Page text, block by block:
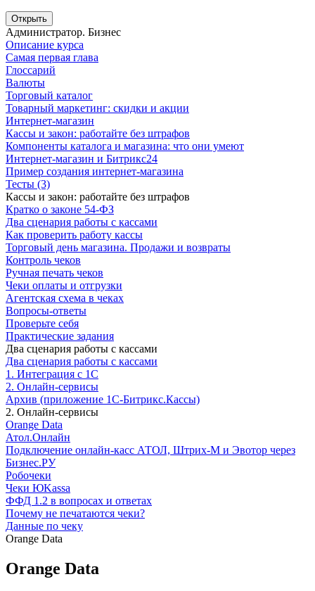
Открыть
Администратор. Бизнес
Описание курса
Самая первая глава
Глоссарий
Валюты
Торговый каталог
Товарный маркетинг: скидки и акции
Интернет-магазин
Кассы и закон: работайте без штрафов
Компоненты каталога и магазина: что они умеют
Интернет-магазин и Битрикс24
Пример создания интернет-магазина
Тесты (3)
Кассы и закон: работайте без штрафов
Кратко о законе 54-ФЗ
Два сценария работы с кассами
Как проверить работу кассы
Торговый день магазина. Продажи и возвраты
Контроль чеков
Ручная печать чеков
Чеки оплаты и отгрузки
Агентская схема в чеках
Вопросы-ответы
Проверьте себя
Практические задания
Два сценария работы с кассами
Два сценария работы с кассами
1. Интеграция с 1С
2. Онлайн-сервисы
Архив (приложение 1С-Битрикс.Кассы)
2. Онлайн-сервисы
Orange Data
Атол.Онлайн
Подключение онлайн-касс АТОЛ, Штрих-М и Эвотор через
Бизнес.РУ
Робочеки
Чеки ЮKassa
ФФД 1.2 в вопросах и ответах
Почему не печатаются чеки?
Данные по чеку
Orange Data
Orange Data